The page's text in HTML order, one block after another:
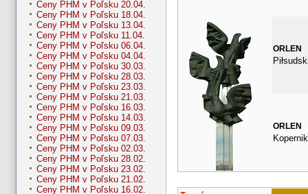
Ceny PHM v Poľsku 20.04.
Ceny PHM v Poľsku 18.04.
Ceny PHM v Poľsku 13.04.
Ceny PHM v Poľsku 11.04.
Ceny PHM v Poľsku 06.04.
Ceny PHM v Poľsku 04.04.
Ceny PHM v Poľsku 30.03.
Ceny PHM v Poľsku 28.03.
Ceny PHM v Poľsku 23.03.
Ceny PHM v Poľsku 21.03.
Ceny PHM v Poľsku 16.03.
Ceny PHM v Poľsku 14.03.
Ceny PHM v Poľsku 09.03.
Ceny PHM v Poľsku 07.03.
Ceny PHM v Poľsku 02.03.
Ceny PHM v Poľsku 28.02.
Ceny PHM v Poľsku 23.02.
Ceny PHM v Poľsku 21.02.
Ceny PHM v Poľsku 16.02.
ORLEN
ORLEN